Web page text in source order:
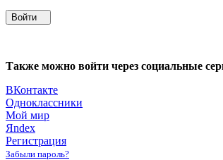
Войти
Также можно войти через социальные
ВКонтакте
Одноклассники
Мой мир
Яndex
Регистрация
Забыли пароль?